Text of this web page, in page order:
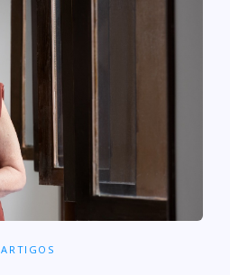
ARTIGOS